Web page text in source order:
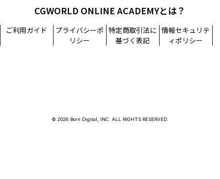
CGWORLD ONLINE ACADEMYとは？
ご利用ガイド
プライバシーポ
リシー
特定商取引法に
基づく表記
情報セキュリテ
ィポリシー
© 2026 Born Digital, INC. ALL RIGHTS RESERVED.